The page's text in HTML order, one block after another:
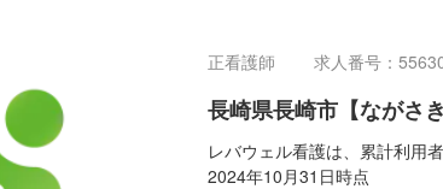
正看護師 求人番号：
長崎県長崎市【ながさ
レバウェル看護は、累計利用
2024年10月31日時点